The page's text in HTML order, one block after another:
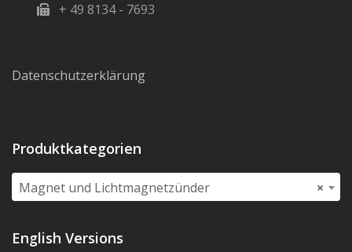
+ 49 8134 - 7693
Datenschutzerklärung
Produktkategorien
×
Magnet und Lichtmagnetzünder
English Versions